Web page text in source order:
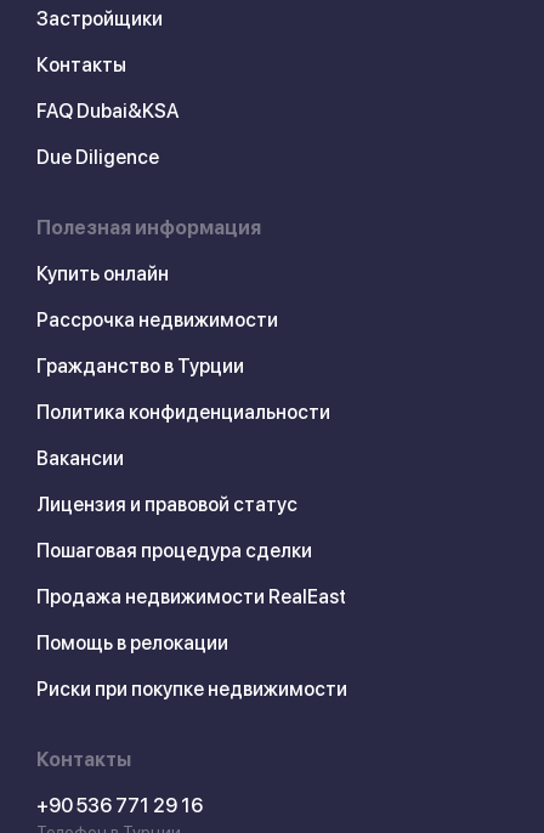
Застройщики
Контакты
FAQ Dubai&KSA
Due Diligence
Полезная информация
Купить онлайн
Рассрочка недвижимости
Гражданство в Турции
Политика конфиденциальности
Вакансии
Лицензия и правовой статус
Пошаговая процедура сделки
Продажа недвижимости RealEast
Помощь в релокации
Риски при покупке недвижимости
Контакты
+90 536 771 29 16